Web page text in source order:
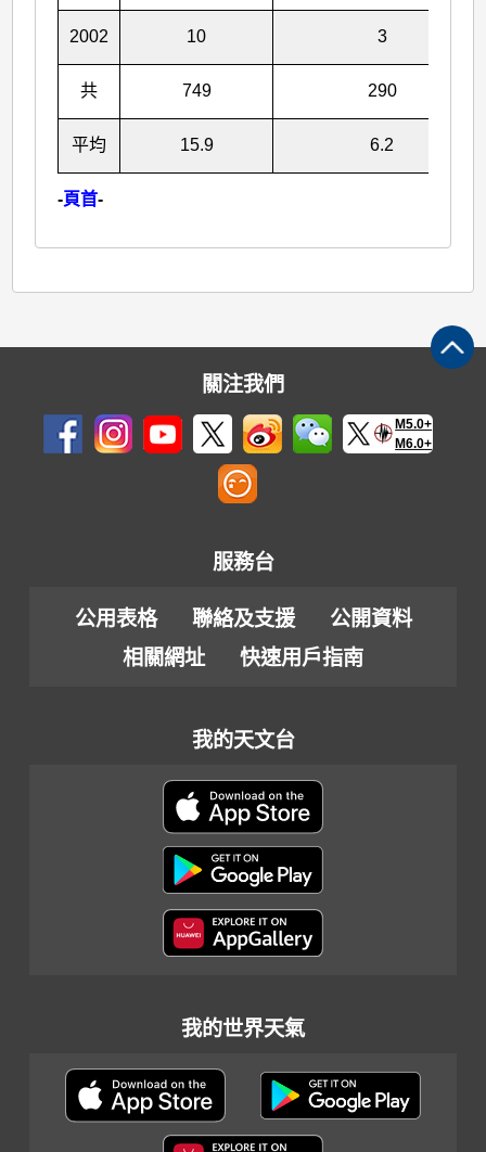
2002 10 3
共 749 290
平均 15.9 6.2
-頁首-
關注我們
M5.0+
M6.0+
服務台
公用表格 聯絡及支援
公開資料
相關網址
快速用戶指南
我的天文台
我的世界天氣